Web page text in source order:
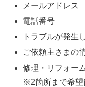
メールアドレス
電話番号
トラブルが発生
ご依頼主さまの
修理・リフォー
※2箇所まで希望